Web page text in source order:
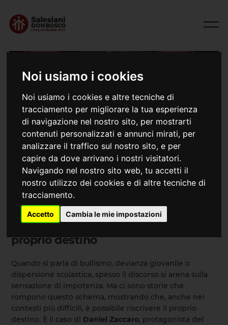
Noi usiamo i cookies
Noi usiamo i cookies e altre tecniche di
tracciamento per migliorare la tua esperienza
di navigazione nel nostro sito, per mostrarti
contenuti personalizzati e annunci mirati, per
analizzare il traffico sul nostro sito, e per
capire da dove arrivano i nostri visitatori.
Navigando nel nostro sito web, tu accetti il
nostro utilizzo dei cookies e di altre tecniche di
tracciamento.
Accetto Cambia le mie impostazioni
29/11/2024
Ero un bullo
"Ero un bullo": la forza di cambiare il
proprio destino
Quando si parla di bullismo, devianza giovanile o
dispersione scolastica, spesso il discorso si arena sulla
sensazione di impotenza. Ma ci sono storie che
rompono questo schema, mostrando che, anche nei
contesti più difficili, è possibile riscrivere il proprio
destino. È il caso di Daniel Zaccaro, protagonista del